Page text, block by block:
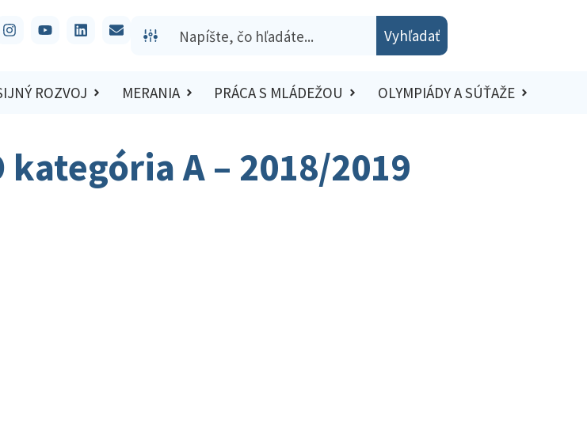
Vyhľadať
ROZVOJ MERANIA PRÁCA S MLÁDEŽOU OLYMPIÁDY A SÚŤAŽE
A – 2018/2019